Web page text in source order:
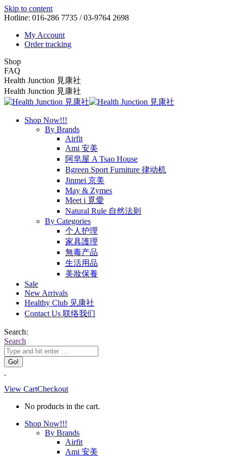
Skip to content
Hotline: 016-286 7735 / 03-9764 2698
My Account
Order tracking
Shop
FAQ
Health Junction 見康社
Health Junction 見康社
Shop Now!!!
By Brands
Airfit
Ami 安美
阿皂屋 A Tsao House
Bgreen Sport Furniture 律动机
Jinmei 京美
May & Zymes
Meet i 覓愛
Natural Rule 自然法则
By Categories
个人护理
家具護理
無毒产品
生活用品
美妝保養
Sale
New Arrivals
Healthy Club 见康社
Contact Us 联络我们
Search:
Search
View CartCheckout
No products in the cart.
Shop Now!!!
By Brands
Airfit
Ami 安美